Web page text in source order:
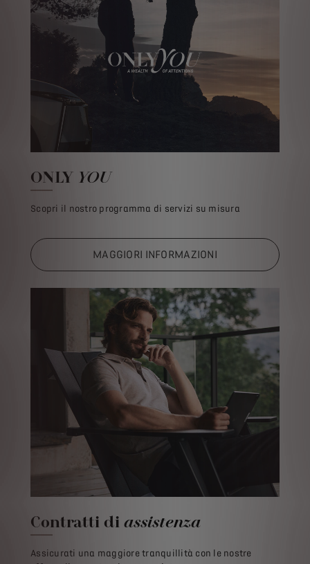
ONLY YOU
Scopri il nostro programma di servizi su misura
MAGGIORI INFORMAZIONI
Contratti di assistenza
Assicurati una maggiore tranquillità con le nostre